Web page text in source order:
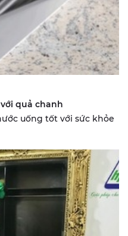
quả chanh
uống tốt với sức khỏe